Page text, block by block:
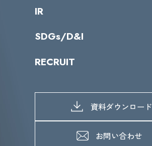
パートナー企業一覧
カテゴリー別サービス一覧
IR
IRカレンダー
IRライブラリー
よくあるご質問
SDGs/D&I
当グループのマテリアリティ
SDGs推進体制
D&Iの取り組み
RECRUIT
募集職種一覧
メッセージ
メンバーインタビュー
資料ダウンロード
お問い合わせ